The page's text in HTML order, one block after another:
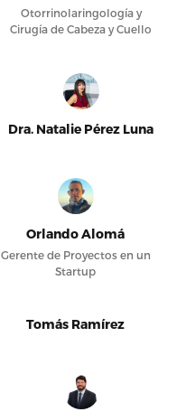
Otorrinolaringología y
Cirugía de Cabeza y Cuello
Dra. Natalie Pérez Luna
Orlando Alomá
Gerente de Proyectos en un
Startup
Tomás Ramírez